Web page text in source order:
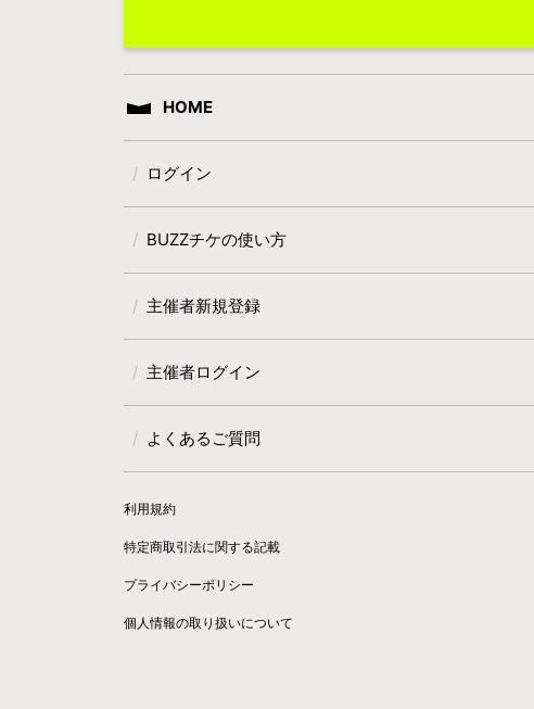
HOME
ログイン
BUZZチケの使い方
主催者新規登録
主催者ログイン
よくあるご質問
利用規約
特定商取引法に関する記載
プライバシーポリシー
個人情報の取り扱いについて